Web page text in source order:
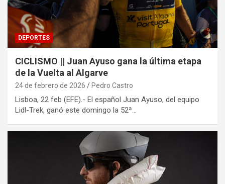
DEPORTES
CICLISMO || Juan Ayuso gana la última etapa
de la Vuelta al Algarve
24 de febrero de 2026 Pedro Castro
Lisboa, 22 feb (EFE).- El español Juan Ayuso, del equipo
Lidl-Trek, ganó este domingo la 52ª…